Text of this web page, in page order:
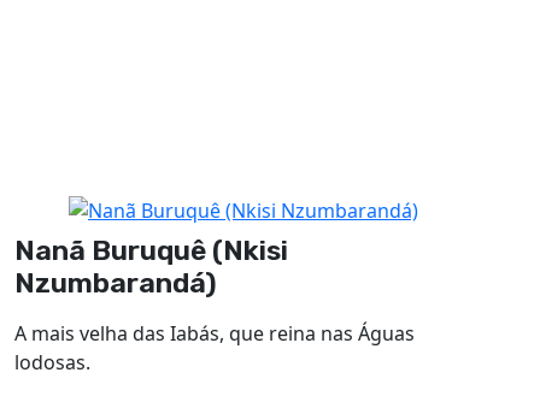
Nanã Buruquê (Nkisi
Nzumbarandá)
A mais velha das Iabás, que reina nas Águas
lodosas.